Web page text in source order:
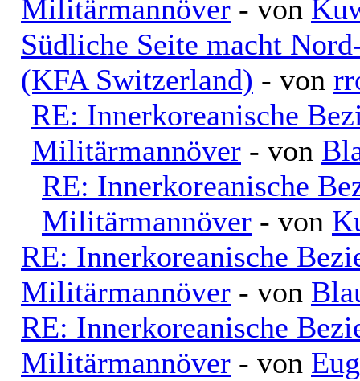
Militärmannöver - von
Südliche Seite macht
(KFA Switzerland) - von
RE: Innerkoreanische
Militärmannöver - von
RE: Innerkoreanische
Militärmannöver - von
RE: Innerkoreanische
Militärmannöver - von
RE: Innerkoreanische
Militärmannöver - von